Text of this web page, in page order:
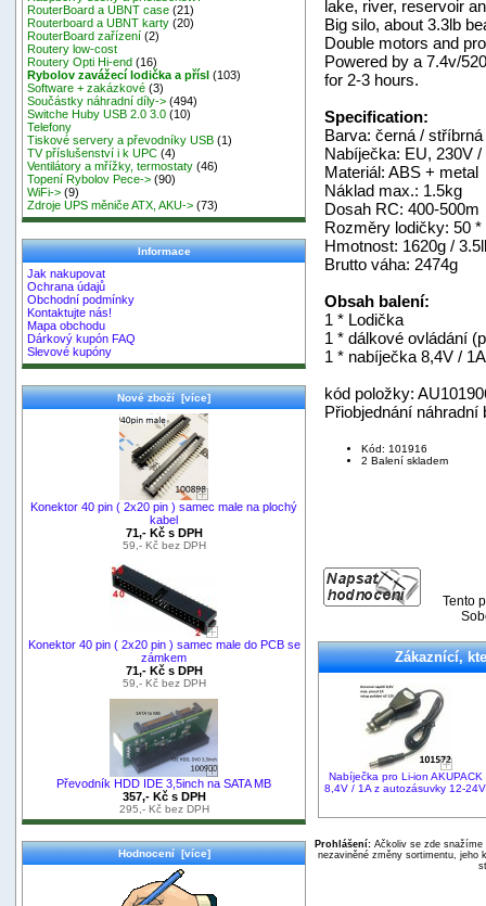
RouterBoard a UBNT case (21)
Routerboard a UBNT karty (20)
RouterBoard zařízení (2)
Routery low-cost
Routery Opti Hi-end (16)
Rybolov zavážecí lodička a přísl (103)
Software + zakázkové (3)
Součástky náhradní díly-> (494)
Switche Huby USB 2.0 3.0 (10)
Telefony
Tiskové servery a převodníky USB (1)
TV příslušenství i k UPC (4)
Ventilátory a mřížky, termostaty (46)
Topení Rybolov Pece-> (90)
WiFi-> (9)
Zdroje UPS měniče ATX, AKU-> (73)
Informace
Jak nakupovat
Ochrana údajů
Obchodní podmínky
Kontaktujte nás!
Mapa obchodu
Dárkový kupón FAQ
Slevové kupóny
Nové zboží [více]
Konektor 40 pin ( 2x20 pin ) samec male na plochý
kabel
71,- Kč s DPH
59,- Kč bez DPH
Konektor 40 pin ( 2x20 pin ) samec male do PCB se
zámkem
71,- Kč s DPH
59,- Kč bez DPH
Převodník HDD IDE 3,5inch na SATA MB
357,- Kč s DPH
295,- Kč bez DPH
Hodnocení [více]
lake, river, reservoir
Big silo, about 3.3lb
Double motors and
Powered by a 7.4v/
for 2-3 hours.
Specification:
Barva: černá /
Nabíječka: EU, 230V
Materiál: ABS + metal
Náklad max.: 1.5kg
Dosah RC: 400-500m
Rozměry lodičky: 50
Hmotnost: 1620g /
Brutto váha: 2474g
Obsah balení:
1 * Lodička
1 * dálkové ovládání
1 * nabíječka 8,4V / 1A
kód položky:
Přiobjednání náhradní
Kód: 101916
2 Balení skladem
Tento
Zákaznící,
Nabíječka pro Li-ion AKUPACK
8,4V / 1A z autozásuvky 12-24V
Prohlášení:Ačkoliv se zde snažíme
nezaviněné změny sortimentu, jeho